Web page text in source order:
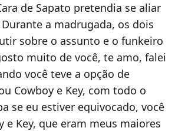
de Sapato pretendia se aliar
Durante a madrugada, os dois
sobre o assunto e o funkeiro
muito de você, te amo, falei
você teve a opção de
Cowboy e Key, com todo o
se eu estiver equivocado, você
e Key, que eram meus maiores